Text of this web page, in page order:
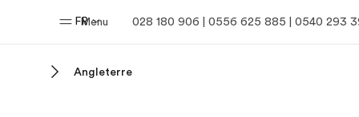
Menu
FR 028 180 906 | 0556 625 885 | 0540 293
Angleterre